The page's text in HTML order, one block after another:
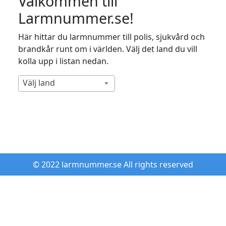
Larmnummer.se!
Här hittar du larmnummer till polis, sjukvård och
brandkår runt om i världen. Välj det land du vill
kolla upp i listan nedan.
Välj land
© 2022 larmnummer.se All rights reserved